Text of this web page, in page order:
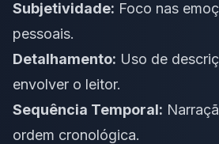
Subjetividade: Foco nas
pessoais.
Detalhamento: Uso de
envolver o leitor.
Sequência Temporal:
ordem cronológica.